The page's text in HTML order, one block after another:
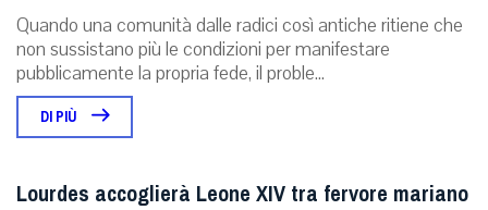
Quando una comunità dalle radici così antiche ritiene che
non sussistano più le condizioni per manifestare
pubblicamente la propria fede, il proble...
DI PIÙ
Lourdes accoglierà Leone XIV tra fervore mariano